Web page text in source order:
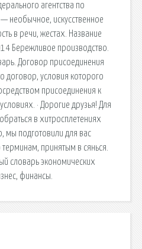
агентства по
искусственное
в речи, жестах. Название
Бережливое производство.
Договор присоединения
договор, условия которого
присоединения к
· Дорогие друзья! Для
в хитросплетениях
мы подготовили для вас
принятым в сянься.
словарь экономических
финансы.